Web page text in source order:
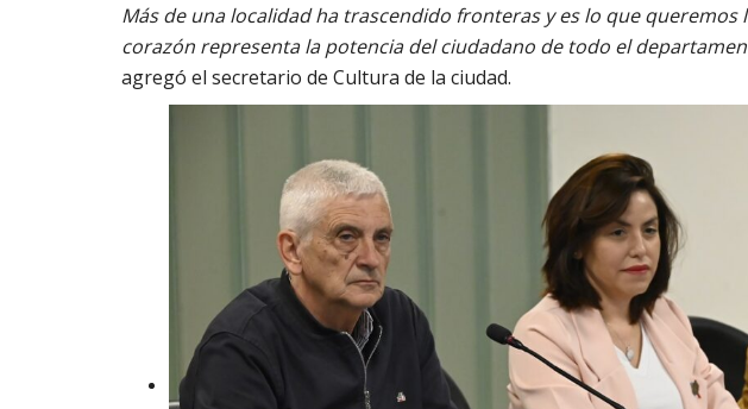
Más de una localidad ha trascendido fronteras y es lo que queremos
corazón representa la potencia del ciudadano de todo el
agregó el secretario de Cultura de la ciudad.